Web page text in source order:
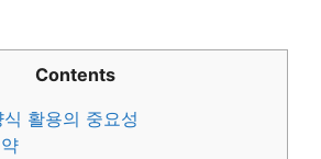
Contents
활용의 중요성